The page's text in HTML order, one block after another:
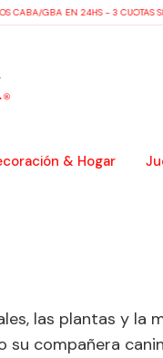
CABA/GBA EN 24HS - 3 CUOTAS
& Hogar
las plantas y la
compañera